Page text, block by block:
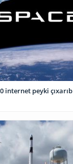
internet peyki çıxarıb